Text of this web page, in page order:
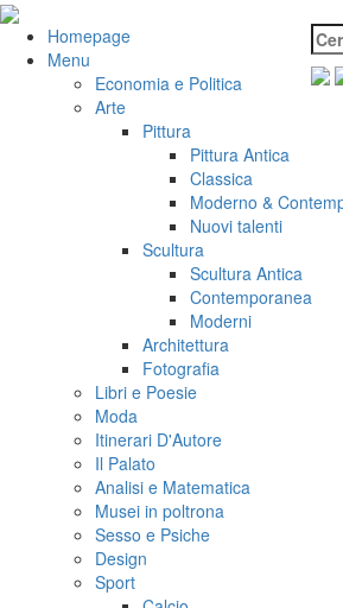
Salta
contenuto
VeniVidiViciHomepage
Menu
Economia e Politica
Arte
Pittura
Pittura Antica
Classica
Moderno &
Nuovi talenti
Scultura
Scultura Antica
Contemporanea
Moderni
Architettura
Fotografia
Libri e Poesie
Moda
Itinerari D'Autore
Il Palato
Analisi e Matematica
Musei in poltrona
Sesso e Psiche
Design
Sport